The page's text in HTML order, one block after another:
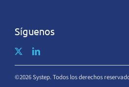
Síguenos
©2026 Systep. Todos los derechos